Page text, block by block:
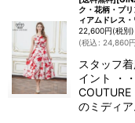
ク・花柄・プ
ィアムドレス
22,600円(税別)
(税込 : 24,860円
スタッフ
イント ・
のミディ